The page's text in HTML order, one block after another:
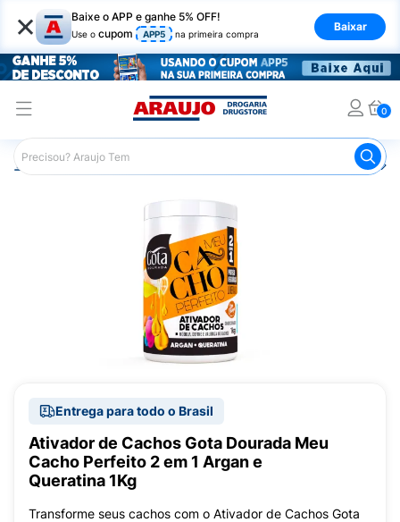
× Baixe o APP e ganhe 5% OFF!
Use o cupom APP5 na primeira compra
Baixar
0
Araujo Cabelo Ativador de Cachos
Entrega para todo o Brasil
Ativador de Cachos Gota Dourada Meu
Cacho Perfeito 2 em 1 Argan e
Queratina 1Kg
Transforme seus cachos com o Ativador de Cachos Gota